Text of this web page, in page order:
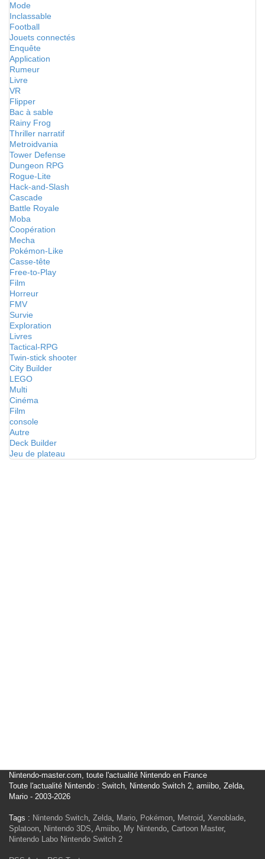
Mode
Inclassable
Football
Jouets connectés
Enquête
Application
Rumeur
Livre
VR
Flipper
Bac à sable
Rainy Frog
Thriller narratif
Metroidvania
Tower Defense
Dungeon RPG
Rogue-Lite
Hack-and-Slash
Cascade
Battle Royale
Moba
Coopération
Mecha
Pokémon-Like
Casse-tête
Free-to-Play
Film
Horreur
FMV
Survie
Exploration
Livres
Tactical-RPG
Twin-stick shooter
City Builder
LEGO
Multi
Cinéma
Film
console
Autre
Deck Builder
Jeu de plateau
Nintendo-master.com, toute l'actualité Nintendo en France
Toute l'actualité Nintendo : Switch, Nintendo Switch 2, amiibo, Zelda,
Mario - 2003-2026
Tags : Nintendo Switch, Zelda, Mario, Pokémon, Metroid, Xenoblade,
Splatoon, Nintendo 3DS, Amiibo, My Nintendo, Cartoon Master,
Nintendo Labo Nintendo Switch 2